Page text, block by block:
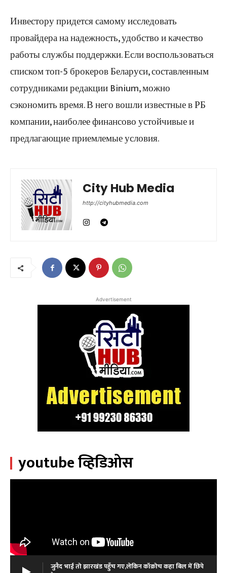
Инвестору придется самому исследовать
провайдера на надежность, удобство и качество
работы службы поддержки. Если воспользоваться
списком топ-5 брокеров Беларуси, составленным
сотрудниками редакции Binium, можно
сэкономить время. В него вошли известные в РБ
компании, наиболее финансово устойчивые и
предлагающие приемлемые условия.
City Hub Media
http://cityhubmedia.com
Advertisement
youtube व्हिडिओस
जुनैद भाई तो झारखंड पहुँच गए,लेकिन कॉक्रोच कहा बिल में छिपे